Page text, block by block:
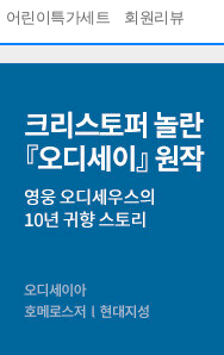
어린이특가세트 회원리뷰
Edition ]